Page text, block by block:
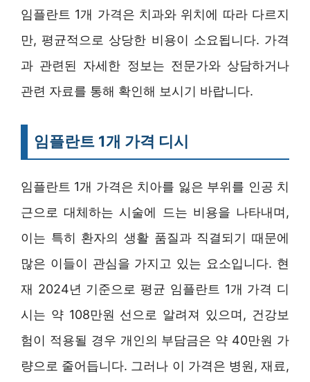
임플란트 1개 가격은 치과와 위치에 따라 다르지
만, 평균적으로 상당한 비용이 소요됩니다. 가격
과 관련된 자세한 정보는 전문가와 상담하거나
관련 자료를 통해 확인해 보시기 바랍니다.
임플란트 1개 가격 디시
임플란트 1개 가격은 치아를 잃은 부위를 인공 치
근으로 대체하는 시술에 드는 비용을 나타내며,
이는 특히 환자의 생활 품질과 직결되기 때문에
많은 이들이 관심을 가지고 있는 요소입니다. 현
재 2024년 기준으로 평균 임플란트 1개 가격 디
시는 약 108만원 선으로 알려져 있으며, 건강보
험이 적용될 경우 개인의 부담금은 약 40만원 가
량으로 줄어듭니다. 그러나 이 가격은 병원, 재료,